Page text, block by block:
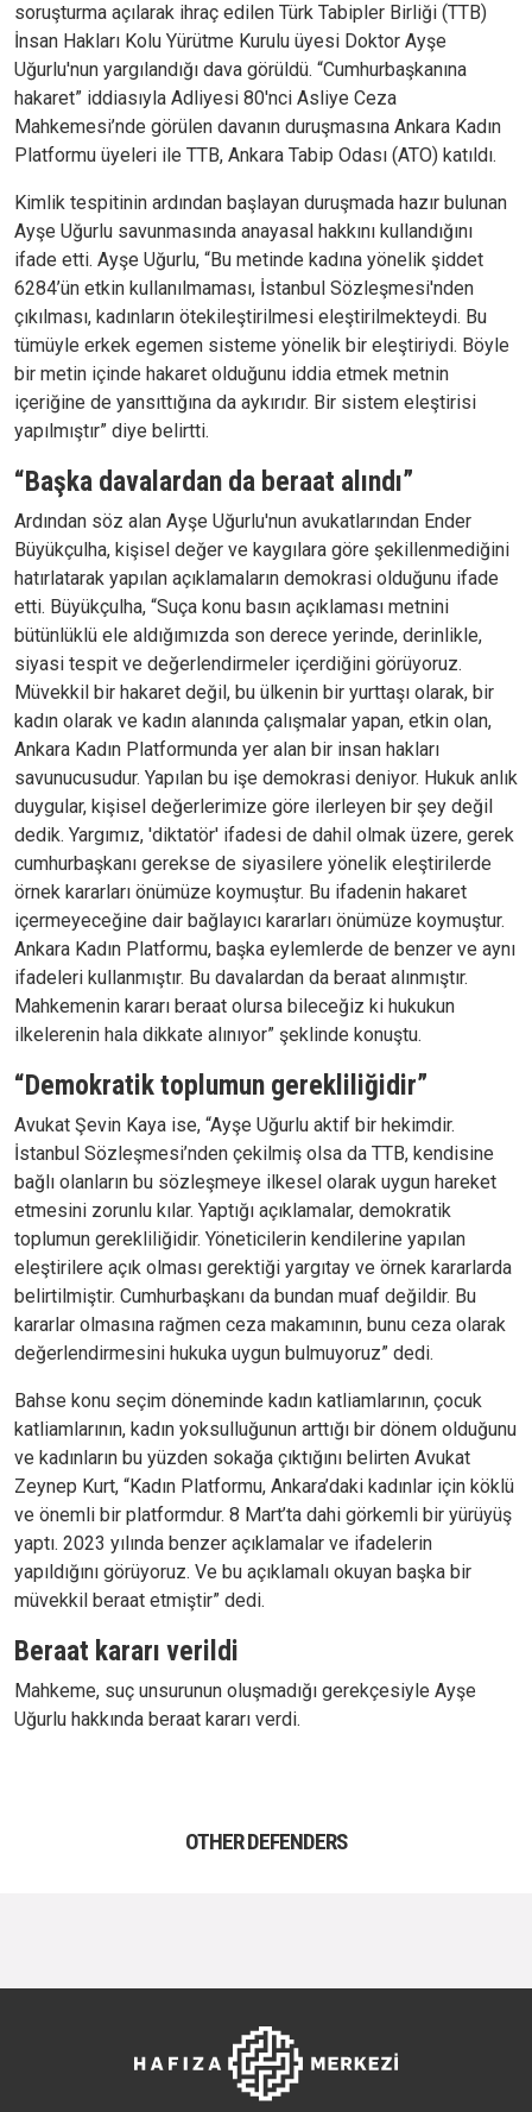
soruşturma açılarak ihraç edilen Türk Tabipler Birliği (TTB)
İnsan Hakları Kolu Yürütme Kurulu üyesi Doktor Ayşe
Uğurlu'nun yargılandığı dava görüldü. “Cumhurbaşkanına
hakaret” iddiasıyla Adliyesi 80'nci Asliye Ceza
Mahkemesi’nde görülen davanın duruşmasına Ankara Kadın
Platformu üyeleri ile TTB, Ankara Tabip Odası (ATO) katıldı.
Kimlik tespitinin ardından başlayan duruşmada hazır bulunan
Ayşe Uğurlu savunmasında anayasal hakkını kullandığını
ifade etti. Ayşe Uğurlu, “Bu metinde kadına yönelik şiddet
6284’ün etkin kullanılmaması, İstanbul Sözleşmesi'nden
çıkılması, kadınların ötekileştirilmesi eleştirilmekteydi. Bu
tümüyle erkek egemen sisteme yönelik bir eleştiriydi. Böyle
bir metin içinde hakaret olduğunu iddia etmek metnin
içeriğine de yansıttığına da aykırıdır. Bir sistem eleştirisi
yapılmıştır” diye belirtti.
“Başka davalardan da beraat alındı”
Ardından söz alan Ayşe Uğurlu'nun avukatlarından Ender
Büyükçulha, kişisel değer ve kaygılara göre şekillenmediğini
hatırlatarak yapılan açıklamaların demokrasi olduğunu ifade
etti. Büyükçulha, “Suça konu basın açıklaması metnini
bütünlüklü ele aldığımızda son derece yerinde, derinlikle,
siyasi tespit ve değerlendirmeler içerdiğini görüyoruz.
Müvekkil bir hakaret değil, bu ülkenin bir yurttaşı olarak, bir
kadın olarak ve kadın alanında çalışmalar yapan, etkin olan,
Ankara Kadın Platformunda yer alan bir insan hakları
savunucusudur. Yapılan bu işe demokrasi deniyor. Hukuk anlık
duygular, kişisel değerlerimize göre ilerleyen bir şey değil
dedik. Yargımız, 'diktatör' ifadesi de dahil olmak üzere, gerek
cumhurbaşkanı gerekse de siyasilere yönelik eleştirilerde
örnek kararları önümüze koymuştur. Bu ifadenin hakaret
içermeyeceğine dair bağlayıcı kararları önümüze koymuştur.
Ankara Kadın Platformu, başka eylemlerde de benzer ve aynı
ifadeleri kullanmıştır. Bu davalardan da beraat alınmıştır.
Mahkemenin kararı beraat olursa bileceğiz ki hukukun
ilkelerenin hala dikkate alınıyor” şeklinde konuştu.
“Demokratik toplumun gerekliliğidir”
Avukat Şevin Kaya ise, “Ayşe Uğurlu aktif bir hekimdir.
İstanbul Sözleşmesi’nden çekilmiş olsa da TTB, kendisine
bağlı olanların bu sözleşmeye ilkesel olarak uygun hareket
etmesini zorunlu kılar. Yaptığı açıklamalar, demokratik
toplumun gerekliliğidir. Yöneticilerin kendilerine yapılan
eleştirilere açık olması gerektiği yargıtay ve örnek kararlarda
belirtilmiştir. Cumhurbaşkanı da bundan muaf değildir. Bu
kararlar olmasına rağmen ceza makamının, bunu ceza olarak
değerlendirmesini hukuka uygun bulmuyoruz” dedi.
Bahse konu seçim döneminde kadın katliamlarının, çocuk
katliamlarının, kadın yoksulluğunun arttığı bir dönem olduğunu
ve kadınların bu yüzden sokağa çıktığını belirten Avukat
Zeynep Kurt, “Kadın Platformu, Ankara’daki kadınlar için köklü
ve önemli bir platformdur. 8 Mart’ta dahi görkemli bir yürüyüş
yaptı. 2023 yılında benzer açıklamalar ve ifadelerin
yapıldığını görüyoruz. Ve bu açıklamalı okuyan başka bir
müvekkil beraat etmiştir” dedi.
Beraat kararı verildi
Mahkeme, suç unsurunun oluşmadığı gerekçesiyle Ayşe
Uğurlu hakkında beraat kararı verdi.
OTHER DEFENDERS